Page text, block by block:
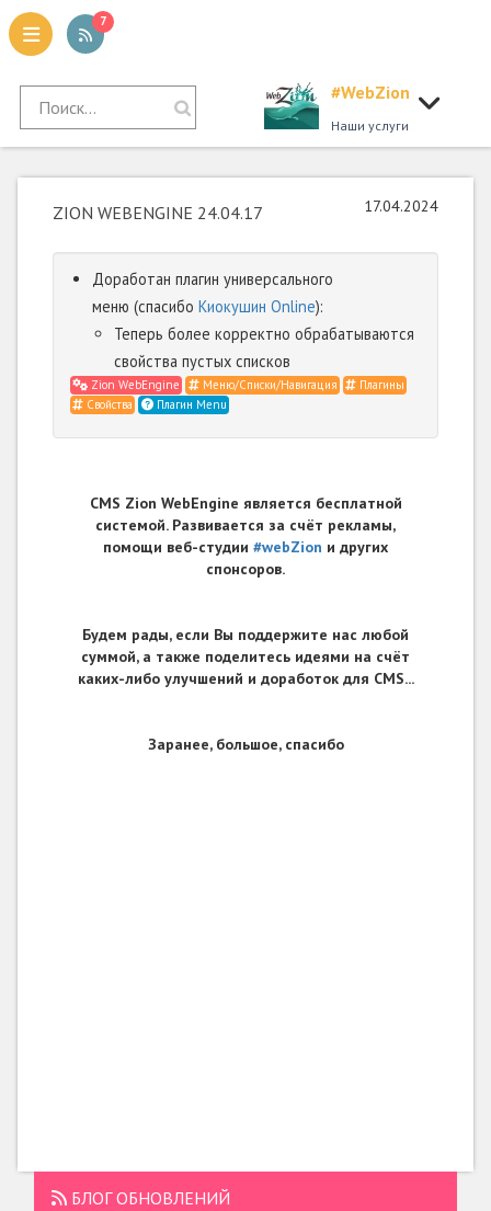
7
#WebZion
Наши услуги
ZION WEBENGINE 24.04.17 17.04.2024
Доработан плагин универсального
меню (спасибо Киокушин Online):
Теперь более корректно обрабатываются
свойства пустых списков
Zion WebEngine Меню/Списки/Навигация
Плагины
Свойства
Плагин Menu
CMS Zion WebEngine является бесплатной
системой. Развивается за счёт рекламы,
помощи веб-студии #webZion и других
спонсоров.
Будем рады, если Вы поддержите нас любой
суммой, а также поделитесь идеями на счёт
каких-либо улучшений и доработок для CMS...
Заранее, большое, спасибо
БЛОГ ОБНОВЛЕНИЙ